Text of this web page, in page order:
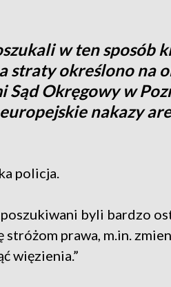
w ten sposób
straty określono na
Sąd Okręgowy w
nakazy
policja.
byli bardzo
stróżom prawa, m.in.
więzienia.”